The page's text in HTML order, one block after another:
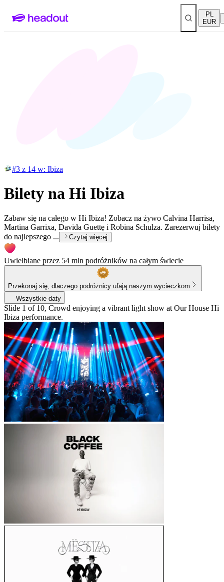
PL
EUR
#3 z 14 w: Ibiza
Bilety na Hi Ibiza
Zabaw się na całego w Hi Ibiza! Zobacz na żywo Calvina Harrisa,
Martina Garrixa, Davida Guettę i Robina Schulza. Zarezerwuj bilety
do najlepszego ...
Czytaj więcej
Uwielbiane przez 54 mln podróżników na całym świecie
Przekonaj się, dlaczego podróżnicy ufają naszym wycieczkom
Wszystkie daty
Slide 1 of 10, Crowd enjoying a vibrant light show at Our House Hi
Ibiza performance.